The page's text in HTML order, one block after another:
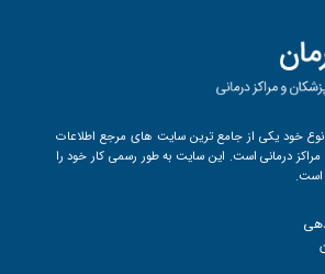
نوع خود یکی از جامع ترین سایت های مرجع اطلاعات
مراکز درمانی است. این سایت به طور رسمی کار خود را